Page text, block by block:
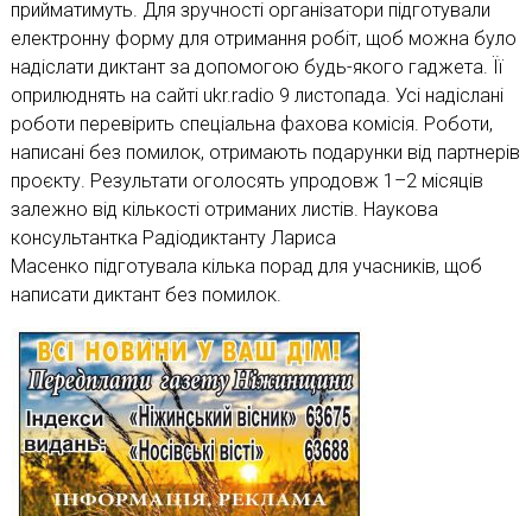
прийматимуть. Для зручності організатори підготували
електронну форму для отримання робіт, щоб можна було
надіслати диктант за допомогою будь-якого гаджета. Її
оприлюднять на сайті ukr.radio 9 листопада. Усі надіслані
роботи перевірить спеціальна фахова комісія. Роботи,
написані без помилок, отримають подарунки від партнерів
проєкту. Результати оголосять упродовж 1–2 місяців
залежно від кількості отриманих листів. Наукова
консультантка Радіодиктанту Лариса
Масенко підготувала кілька порад для учасників, щоб
написати диктант без помилок.